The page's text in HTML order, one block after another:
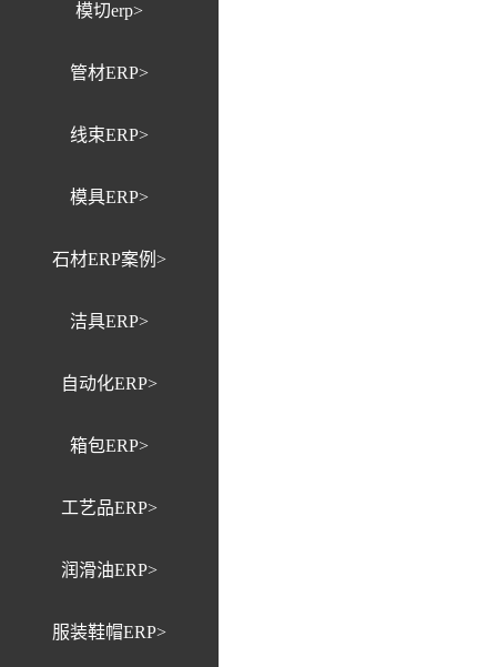
模切erp>
管材ERP>
线束ERP>
模具ERP>
石材ERP案例>
洁具ERP>
自动化ERP>
箱包ERP>
工艺品ERP>
润滑油ERP>
服装鞋帽ERP>